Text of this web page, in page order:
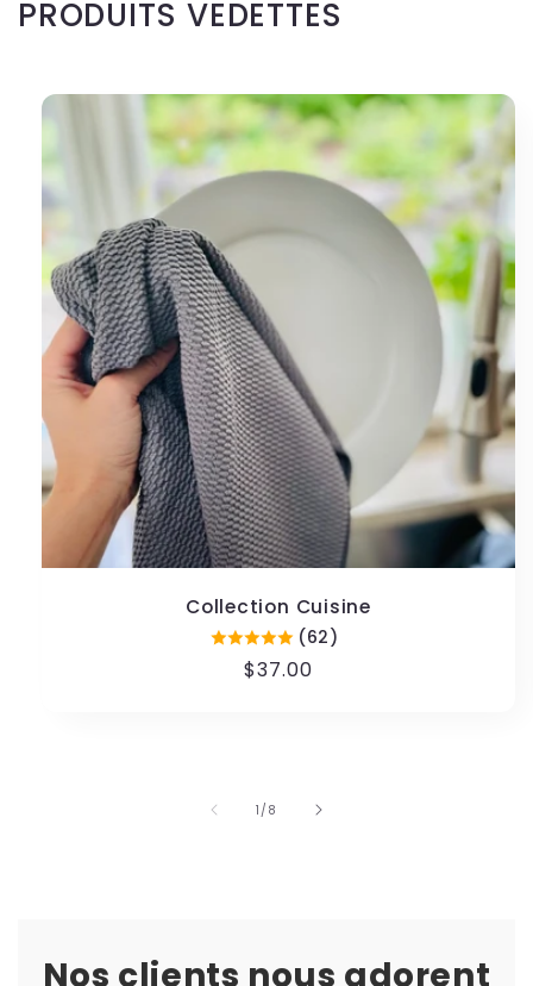
PRODUITS VEDETTES
Collection Cuisine
(62)
Prix
$37.00
1 /de
8
Nos clients nous adorent